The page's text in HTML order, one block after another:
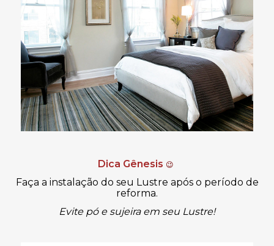
Dica Gênesis 😉
Faça a instalação do seu Lustre após o período de
reforma.
Evite pó e sujeira em seu Lustre!